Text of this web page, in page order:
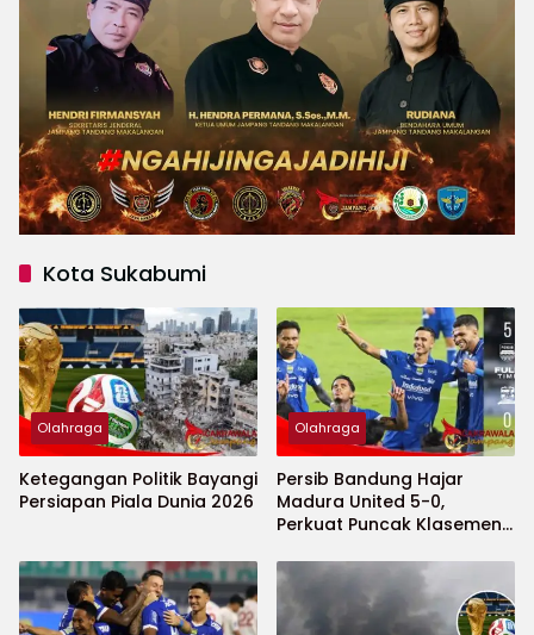
Kota Sukabumi
Olahraga
Ketegangan Politik Bayangi
Persiapan Piala Dunia 2026
Olahraga
Persib Bandung Hajar
Madura United 5-0,
Perkuat Puncak Klasemen